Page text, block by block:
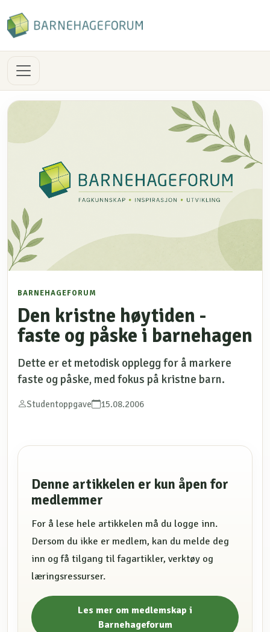
BARNEHAGEFORUM
Den kristne høytiden -
faste og påske i barnehagen
Dette er et metodisk opplegg for å markere
faste og påske, med fokus på kristne barn.
Studentoppgave 15.08.2006
Denne artikkelen er kun åpen for
medlemmer
For å lese hele artikkelen må du logge inn.
Dersom du ikke er medlem, kan du melde deg
inn og få tilgang til fagartikler, verktøy og
læringsressurser.
Les mer om medlemskap i
Barnehageforum